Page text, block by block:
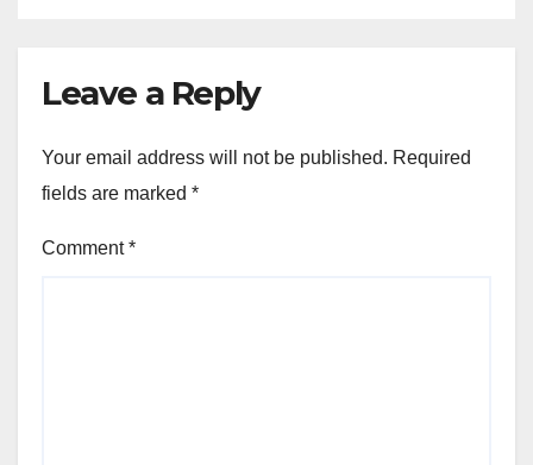
Leave a Reply
Your email address will not be published. Required
fields are marked *
Comment*